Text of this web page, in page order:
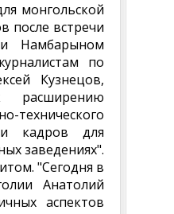
монгольской
после встречи
Намбарыном
по
Кузнецов,
расширению
кадров для
заведениях".
"Сегодня в
Анатолий
аспектов